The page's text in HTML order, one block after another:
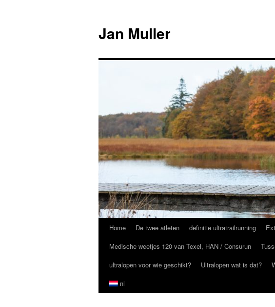
Jan Muller
naar
inhoud
Home De twee atleten definitie ultratrailrunning
Medische weetjes 120 van Texel, HAN / Consurun
ultralopen voor wie geschikt?
Ultralopen wat is dat?
nl